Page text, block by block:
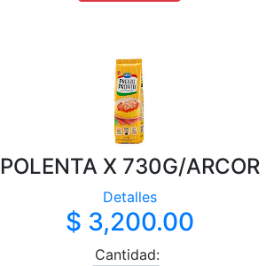
POLENTA X 730G/ARCOR
Detalles
$ 3,200.00
Cantidad: